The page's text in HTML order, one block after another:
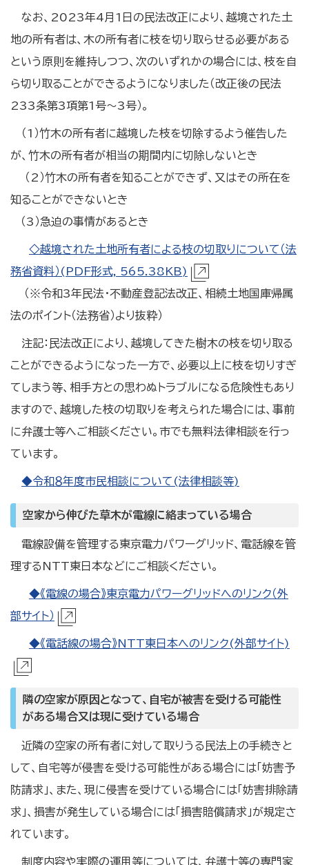
なお、2023年4月1日の民法改正により、越境された土
地の所有者は、木の所有者に枝を切り取らせる必要がある
という原則を維持しつつ、次のいずれかの場合には、枝を自
ら切り取ることができるようになりました（改正後の民法
233条第3項第1号～3号）。
（1）竹木の所有者に越境した枝を切除するよう催告した
が、竹木の所有者が相当の期間内に切除しないとき
（2）竹木の所有者を知ることができず、又はその所在を
知ることができないとき
（3）急迫の事情があるとき
◇越境された土地所有者による枝の切取りについて（法
務省資料）(PDF形式, 565.38KB)
（※令和3年民法・不動産登記法改正、相続土地国庫帰属
法のポイント（法務省）より抜粋）
注記：民法改正により、越境してきた樹木の枝を切り取る
ことができるようになった一方で、必要以上に枝を切りすぎ
てしまう等、相手方との思わぬトラブルになる危険性もあり
ますので、越境した枝の切取りを考えられた場合には、事前
に弁護士等へご相談ください。市でも無料法律相談を行っ
ています。
◆令和８年度市民相談について(法律相談等)
空家から伸びた草木が電線に絡まっている場合
電線設備を管理する東京電力パワーグリッド、電話線を管
理するNTT東日本などにご相談ください。
◆《電線の場合》東京電力パワーグリッドへのリンク（外
部サイト）
◆《電話線の場合》NTT東日本へのリンク(外部サイト)
隣の空家が原因となって、自宅が被害を受ける可能性
がある場合又は現に受けている場合
近隣の空家の所有者に対して取りうる民法上の手続きと
して、自宅等が侵害を受ける可能性がある場合には「妨害予
防請求」、また、現に侵害を受けている場合には「妨害排除請
求」、損害が発生している場合には「損害賠償請求」が規定さ
れています。
制度内容や実際の運用等については、弁護士等の専門家